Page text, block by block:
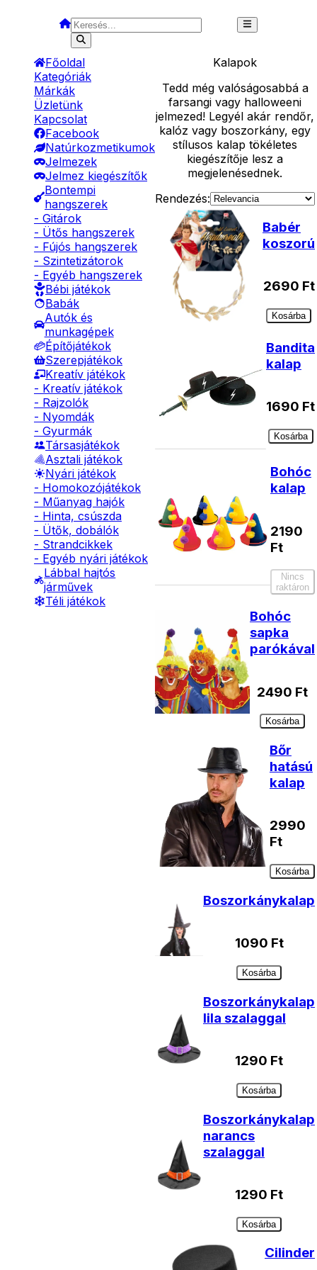
Főoldal
Kategóriák
Márkák
Üzletünk
Kapcsolat
Facebook
Natúrkozmetikumok
Jelmezek
Jelmez kiegészítők
Bontempi
hangszerek
- Gitárok
- Ütős hangszerek
- Fújós hangszerek
- Szintetizátorok
- Egyéb hangszerek
Bébi játékok
Babák
Autók és
munkagépek
Építőjátékok
Szerepjátékok
Kreatív játékok
- Kreatív játékok
- Rajzolók
- Nyomdák
- Gyurmák
Társasjátékok
Asztali játékok
Nyári játékok
- Homokozójátékok
- Műanyag hajók
- Hinta, csúszda
- Ütők, dobálók
- Strandcikkek
- Egyéb nyári játékok
Lábbal hajtós
járművek
Téli játékok
Kalapok
Tedd még valóságosabbá a
farsangi vagy halloweeni
jelmezed! Legyél akár rendőr,
kalóz vagy boszorkány, egy
stílusos kalap tökéletes
kiegészítője lesz a
megjelenésednek.
Rendezés:
Babér
koszorú
2690 Ft
Kosárba
Bandita
kalap
1690 Ft
Kosárba
Bohóc
kalap
2190
Ft
Nincs
raktáron
Bohóc
sapka
parókával
2490 Ft
Kosárba
Bőr
hatású
kalap
2990
Ft
Kosárba
Boszorkánykalap
1090 Ft
Kosárba
Boszorkánykalap
lila szalaggal
1290 Ft
Kosárba
Boszorkánykalap
narancs
szalaggal
1290 Ft
Kosárba
Cilinder